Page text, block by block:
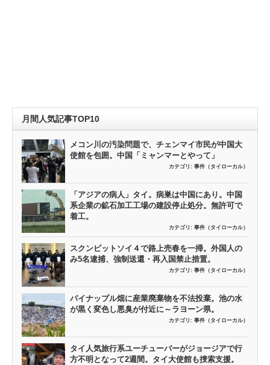
月間人気記事TOP10
メコン川の汚染問題で、チェンマイ市民が中国大
使館を包囲。中国「ミャンマーとやって」
カテゴリ: 事件（タイローカル）
「アジアの病人」タイ。病巣は中国にあり。中国
系企業の鉱石加工工場の建設停止処分。無許可で
着工。
カテゴリ: 事件（タイローカル）
スクンビットソイ４で路上売春を一掃。外国人の
み5名逮捕、強制送還・再入国禁止措置。
カテゴリ: 事件（タイローカル）
パイナップル畑に産業廃棄物を不法投棄。池の水
が黒く変色し悪臭が付近に～ラヨーン県。
カテゴリ: 事件（タイローカル）
タイ人気旅行系ユーチューバーがジョージアで行
方不明となって2週間。タイ大使館も捜索支援。